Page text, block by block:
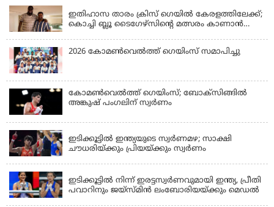
ഇതിഹാസ താരം ക്രിസ് ഗെയിൽ കേരളത്തിലേക്ക്;
കൊച്ചി ബ്ലൂ ടൈഗേഴ്സിന്റെ മത്സരം കാണാൻ
2026 കോമണ്‍വെല്‍ത്ത് ഗെയിംസ് സമാപിച്ചു
കോമണ്‍വെല്‍ത്ത് ഗെയിംസ്; ബോക്‌സിങ്ങില്‍
അങ്കുഷ് പംഗലിന് സ്വര്‍ണം
ഇടിക്കൂട്ടിൽ ഇന്ത്യയുടെ സ്വർണമഴ; സാക്ഷി
ചൗധരിയ്ക്കും പ്രിയയ്ക്കും സ്വർണം
ഇടിക്കൂട്ടിൽ നിന്ന് ഇരട്ടസ്വർണവുമായി ഇന്ത്യ, പ്രീതി
പവാറിനും ജയ്സ്മിന്‍ ലംബോരിയയ്ക്കും മെഡൽ